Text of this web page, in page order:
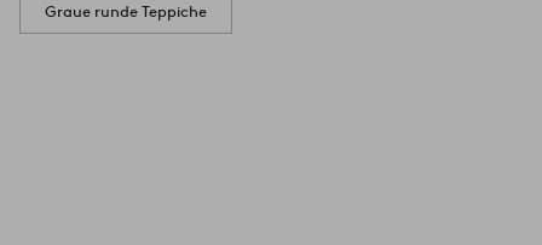
Graue runde Teppiche